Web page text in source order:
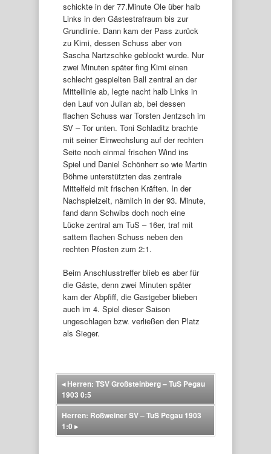
schickte in der 77.Minute Ole über halb
Links in den Gästestrafraum bis zur
Grundlinie. Dann kam der Pass zurück
zu Kimi, dessen Schuss aber von
Sascha Nartzschke geblockt wurde. Nur
zwei Minuten später fing Kimi einen
schlecht gespielten Ball zentral an der
Mittellinie ab, legte nacht halb Links in
den Lauf von Julian ab, bei dessen
flachen Schuss war Torsten Jentzsch im
SV – Tor unten. Toni Schladitz brachte
mit seiner Einwechslung auf der rechten
Seite noch einmal frischen Wind ins
Spiel und Daniel Schönherr so wie Martin
Böhme unterstützten das zentrale
Mittelfeld mit frischen Kräften. In der
Nachspielzeit, nämlich in der 93. Minute,
fand dann Schwibs doch noch eine
Lücke zentral am TuS – 16er, traf mit
sattem flachen Schuss neben den
rechten Pfosten zum 2:1.
Beim Anschlusstreffer blieb es aber für
die Gäste, denn zwei Minuten später
kam der Abpfiff, die Gastgeber blieben
auch im 4. Spiel dieser Saison
ungeschlagen bzw. verließen den Platz
als Sieger.
◂Herren: TSV Großsteinberg – TuS Pegau
1903 0:5
Herren: Roßweiner SV – TuS Pegau 1903
1:0 ▸